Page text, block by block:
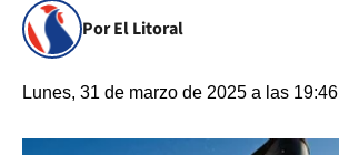
Por El Litoral
Lunes, 31 de marzo de 2025 a las 19:46